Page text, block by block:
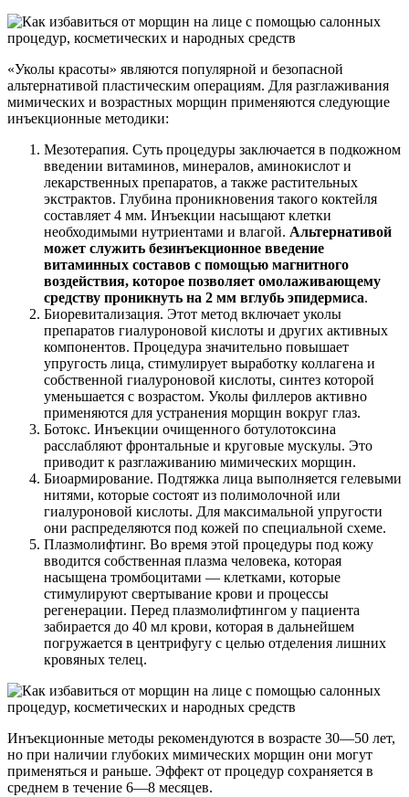
«Уколы красоты» являются популярной и безопасной
альтернативой пластическим операциям. Для разглаживания
мимических и возрастных морщин применяются следующие
инъекционные методики:
Мезотерапия. Суть процедуры заключается в подкожном
введении витаминов, минералов, аминокислот и
лекарственных препаратов, а также растительных
экстрактов. Глубина проникновения такого коктейля
составляет 4 мм. Инъекции насыщают клетки
необходимыми нутриентами и влагой. Альтернативой
может служить безинъекционное введение
витаминных составов с помощью магнитного
воздействия, которое позволяет омолаживающему
средству проникнуть на 2 мм вглубь эпидермиса.
Биоревитализация. Этот метод включает уколы
препаратов гиалуроновой кислоты и других активных
компонентов. Процедура значительно повышает
упругость лица, стимулирует выработку коллагена и
собственной гиалуроновой кислоты, синтез которой
уменьшается с возрастом. Уколы филлеров активно
применяются для устранения морщин вокруг глаз.
Ботокс. Инъекции очищенного ботулотоксина
расслабляют фронтальные и круговые мускулы. Это
приводит к разглаживанию мимических морщин.
Биоармирование. Подтяжка лица выполняется гелевыми
нитями, которые состоят из полимолочной или
гиалуроновой кислоты. Для максимальной упругости
они распределяются под кожей по специальной схеме.
Плазмолифтинг. Во время этой процедуры под кожу
вводится собственная плазма человека, которая
насыщена тромбоцитами — клетками, которые
стимулируют свертывание крови и процессы
регенерации. Перед плазмолифтингом у пациента
забирается до 40 мл крови, которая в дальнейшем
погружается в центрифугу с целью отделения лишних
кровяных телец.
Инъекционные методы рекомендуются в возрасте 30—50 лет,
но при наличии глубоких мимических морщин они могут
применяться и раньше. Эффект от процедур сохраняется в
среднем в течение 6—8 месяцев.